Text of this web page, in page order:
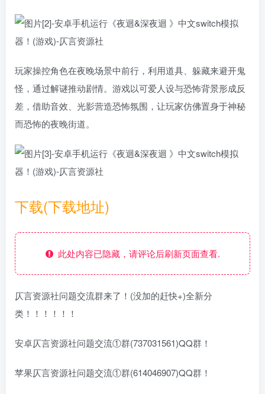
玩家操控角色在夜晚场景中前行，利用道具、躲藏来避开鬼
怪，通过解谜推动剧情。游戏以可爱人设与恐怖背景形成反
差，借助音效、光影营造恐怖氛围，让玩家仿佛置身于神秘
而恐怖的夜晚街道。
下载(下载地址)
此处内容已隐藏，请评论后刷新页面查看.
仄言资源社问题交流群来了！(没加的赶快+)全新分
类！！！！！！
安卓仄言资源社问题交流①群(737031561)QQ群！
苹果仄言资源社问题交流①群(614046907)QQ群！